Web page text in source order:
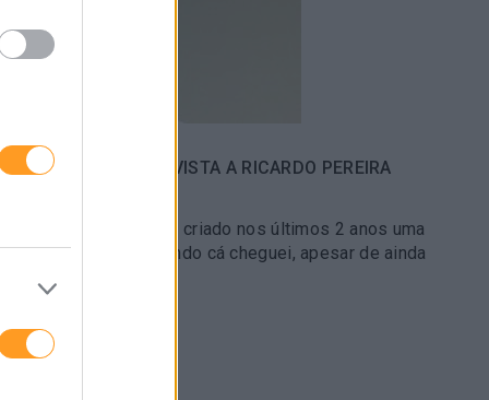
/ 1 SELFIE: ENTREVISTA A RICARDO PEREIRA
se orgulha? De ter criado nos últimos 2 anos uma
unida do que quando cá cheguei, apesar de ainda